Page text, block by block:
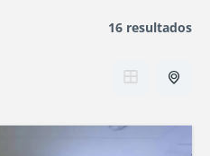
16 resultados